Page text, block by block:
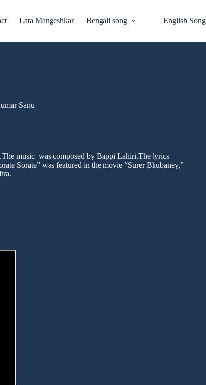
Lata Mangeshkar Bengali song English Song
Sanu
music was composed by Bappi Lahiri.The lyrics
Sorate” was featured in the movie “Surer Bhubaney,”